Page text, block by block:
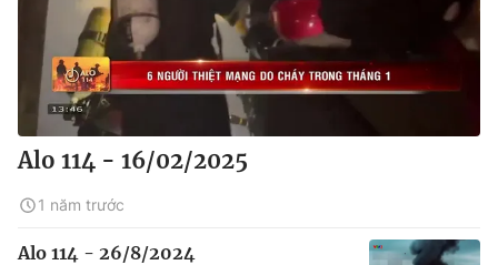
Alo 114 - 16/02/2025
1 năm trước
Alo 114 - 26/8/2024